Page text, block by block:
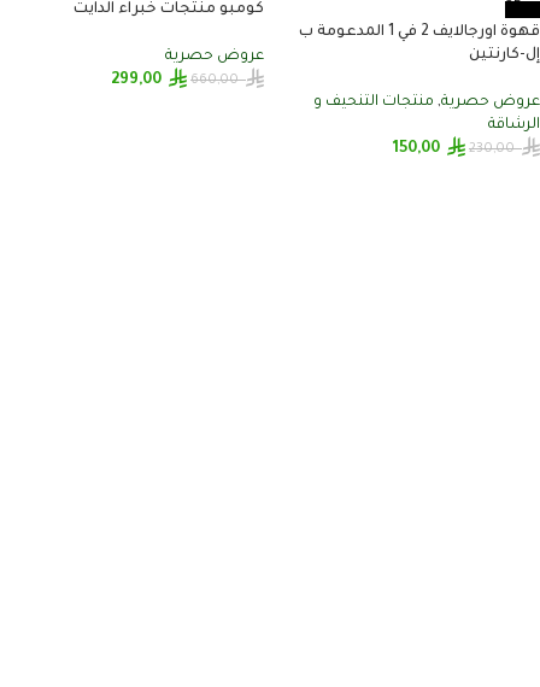
قهوة اورجالايف 2 في 1 المدعومة ب
إل-كارنتين
عروض حصرية, منتجات التنحيف و
الرشاقة
230,00
150,00
كومبو منتجات خبراء الدايت
عروض حصرية
660,00
299,00